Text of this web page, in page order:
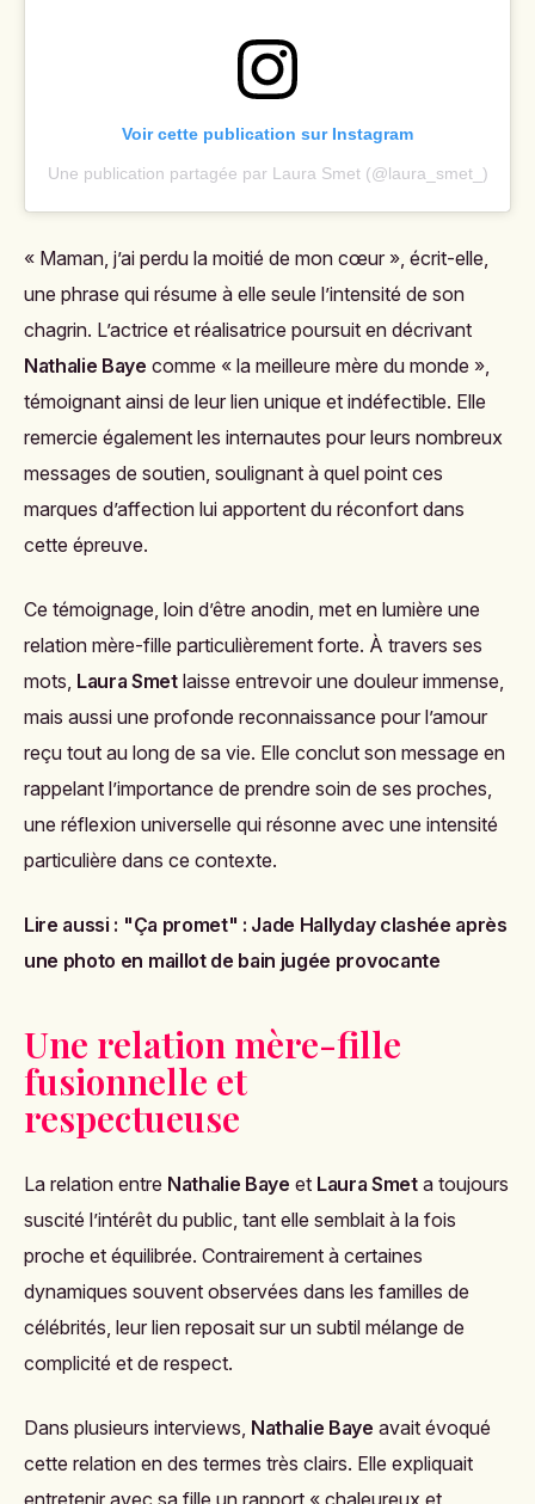
Voir cette publication sur Instagram
Une publication partagée par Laura Smet (@laura_smet_)
« Maman, j’ai perdu la moitié de mon cœur », écrit-elle,
une phrase qui résume à elle seule l’intensité de son
chagrin. L’actrice et réalisatrice poursuit en décrivant
Nathalie Baye comme « la meilleure mère du monde »,
témoignant ainsi de leur lien unique et indéfectible. Elle
remercie également les internautes pour leurs nombreux
messages de soutien, soulignant à quel point ces
marques d’affection lui apportent du réconfort dans
cette épreuve.
Ce témoignage, loin d’être anodin, met en lumière une
relation mère-fille particulièrement forte. À travers ses
mots, Laura Smetlaisse entrevoir une douleur immense,
mais aussi une profonde reconnaissance pour l’amour
reçu tout au long de sa vie. Elle conclut son message en
rappelant l’importance de prendre soin de ses proches,
une réflexion universelle qui résonne avec une intensité
particulière dans ce contexte.
Lire aussi : "Ça promet" : Jade Hallyday clashée après
une photo en maillot de bain jugée provocante
Une relation mère-fille
fusionnelle et
respectueuse
La relation entre Nathalie Baye et Laura Smeta toujours
suscité l’intérêt du public, tant elle semblait à la fois
proche et équilibrée. Contrairement à certaines
dynamiques souvent observées dans les familles de
célébrités, leur lien reposait sur un subtil mélange de
complicité et de respect.
Dans plusieurs interviews, Nathalie Baye avait évoqué
cette relation en des termes très clairs. Elle expliquait